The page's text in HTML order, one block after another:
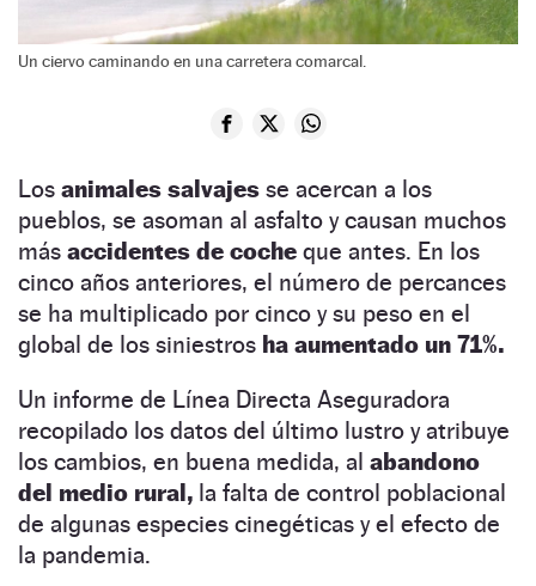
Un ciervo caminando en una carretera comarcal.
Los animales salvajes se acercan a los
pueblos, se asoman al asfalto y causan muchos
más accidentes de coche que antes. En los
cinco años anteriores, el número de percances
se ha multiplicado por cinco y su peso en el
global de los siniestros ha aumentado un 71%.
Un informe de Línea Directa Aseguradora
recopilado los datos del último lustro y atribuye
los cambios, en buena medida, al abandono
del medio rural, la falta de control poblacional
de algunas especies cinegéticas y el efecto de
la pandemia.